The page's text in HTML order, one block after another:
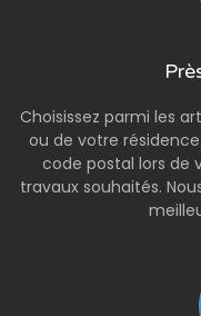
Choisissez parmi les
ou de votre
code postal lors de
travaux souhaités.